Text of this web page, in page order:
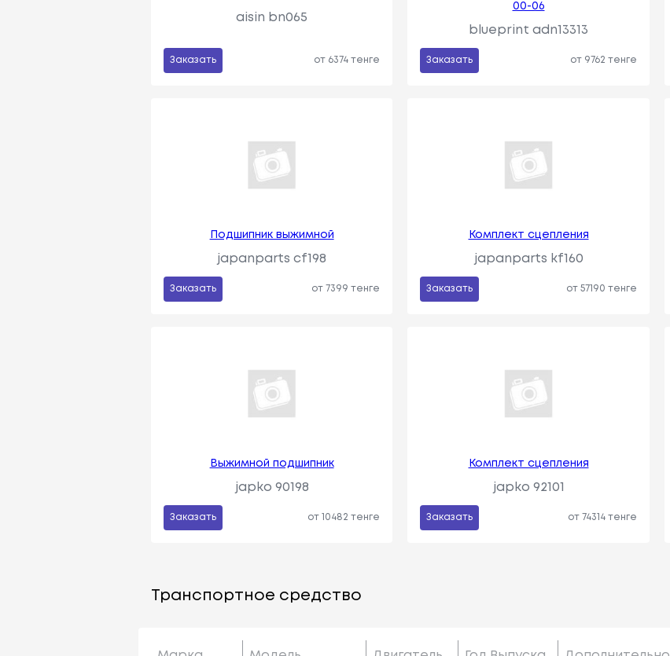
aisin bn065
Заказать от 6374 тенге
00-06
blueprint adn13313
Заказать от 9762 тенге
Подшипник выжимной
japanparts cf198
Заказать от 7399 тенге
Комплект сцепления
japanparts kf160
Заказать от 57190 тенге
Выжимной подшипник
japko 90198
Заказать от 10482 тенге
Комплект сцепления
japko 92101
Заказать от 74314 тенге
Транспортное средство